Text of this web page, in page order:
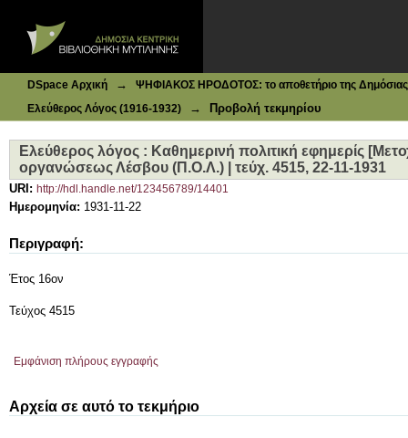
4515, 22-11-1931
DSpace Αρχική →
ΨΗΦΙΑΚΟΣ ΗΡΟΔΟΤΟΣ: το αποθετήριο της Δημόσιας
Ελεύθερος Λόγος (1916-1932)
→ Προβολή τεκμηρίου
Eλεύθερος λόγος : Καθημερινή πολιτική εφημερίς
οργανώσεως Λέσβου (Π.Ο.Λ.) | τεύχ. 4515, 22-11-1931
URI: http://hdl.handle.net/123456789/14401
Ημερομηνία: 1931-11-22
Περιγραφή:
Έτος 16ον
Τεύχος 4515
Εμφάνιση πλήρους εγγραφής
Αρχεία σε αυτό το τεκμήριο